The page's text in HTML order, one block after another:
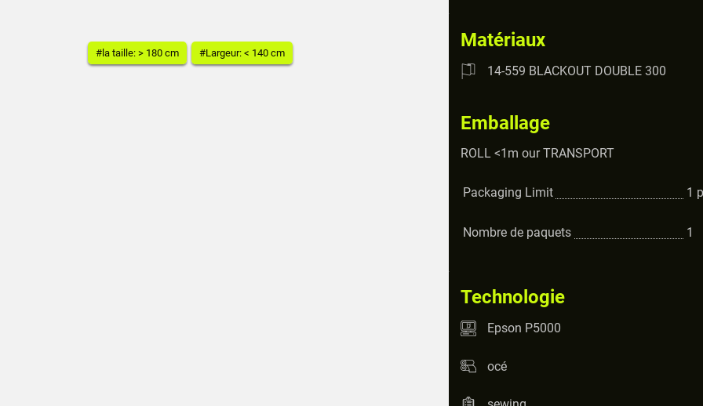
#la taille: > 180 cm #Largeur: < 140 cm
Matériaux
14-559 BLACKOUT DOUBLE 300
Emballage
ROLL <1m our TRANSPORT
Packaging Limit 1
Nombre de paquets 1
Technologie
Epson P5000
océ